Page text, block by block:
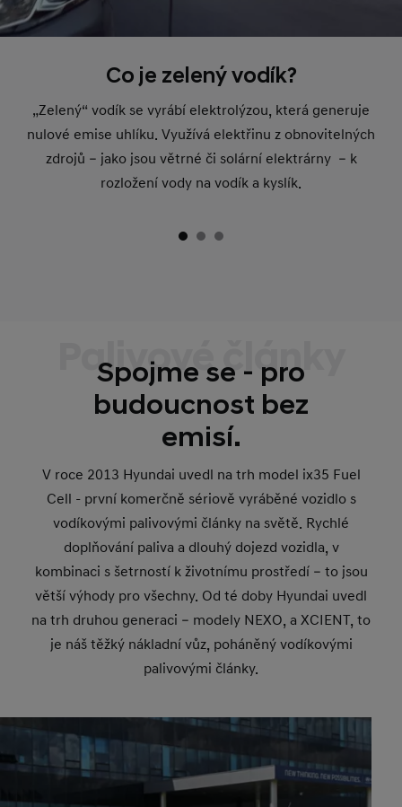
Co je zelený vodík?
„Zelený“ vodík se vyrábí elektrolýzou, která generuje
nulové emise uhlíku. Využívá elektřinu z obnovitelných
zdrojů – jako jsou větrné či solární elektrárny – k
rozložení vody na vodík a kyslík.
Palivové články
Spojme se - pro
budoucnost bez
emisí.
V roce 2013 Hyundai uvedl na trh model ix35 Fuel
Cell - první komerčně sériově vyráběné vozidlo s
vodíkovými palivovými články na světě. Rychlé
doplňování paliva a dlouhý dojezd vozidla, v
kombinaci s šetrností k životnímu prostředí – to jsou
větší výhody pro všechny. Od té doby Hyundai uvedl
na trh druhou generaci – modely NEXO, a XCIENT, to
je náš těžký nákladní vůz, poháněný vodíkovými
palivovými články.